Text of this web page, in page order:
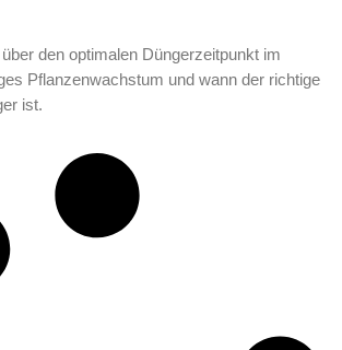
den optimalen Düngerzeitpunkt im
Pflanzenwachstum und wann der richtige
ist.